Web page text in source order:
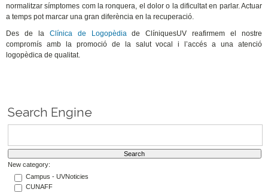
normalitzar símptomes com la ronquera, el dolor o la dificultat en parlar. Actuar
a temps pot marcar una gran diferència en la recuperació.
Des de la Clínica de Logopèdiade ClíniquesUV reafirmem el nostre
compromís amb la promoció de la salut vocal i l’accés a una atenció
logopèdica de qualitat.
Search Engine
New category:
Campus - UVNoticies
CUNAFF